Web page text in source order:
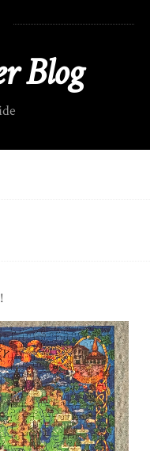
Blog